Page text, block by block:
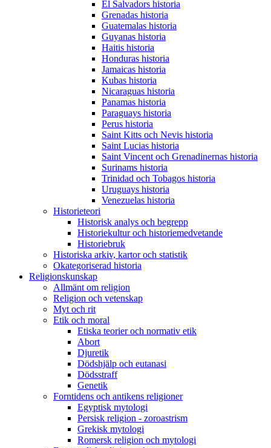
El Salvadors historia
Grenadas historia
Guatemalas historia
Guyanas historia
Haitis historia
Honduras historia
Jamaicas historia
Kubas historia
Nicaraguas historia
Panamas historia
Paraguays historia
Perus historia
Saint Kitts och Nevis historia
Saint Lucias historia
Saint Vincent och Grenadinernas historia
Surinams historia
Trinidad och Tobagos historia
Uruguays historia
Venezuelas historia
Historieteori
Historisk analys och begrepp
Historiekultur och historiemedvetande
Historiebruk
Historiska arkiv, kartor och statistik
Okategoriserad historia
Religionskunskap
Allmänt om religion
Religion och vetenskap
Myt och rit
Etik och moral
Etiska teorier och normativ etik
Abort
Djuretik
Dödshjälp och eutanasi
Dödsstraff
Genetik
Forntidens och antikens religioner
Egyptisk mytologi
Persisk religion - zoroastrism
Grekisk mytologi
Romersk religion och mytologi